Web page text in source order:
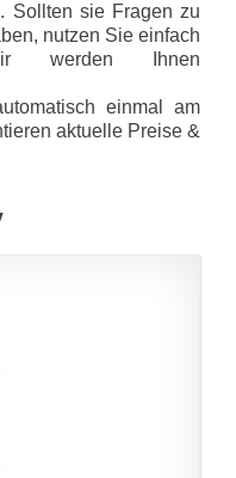
. Sollten sie Fragen zu
nutzen Sie einfach
werden Ihnen
einmal am
aktuelle Preise &